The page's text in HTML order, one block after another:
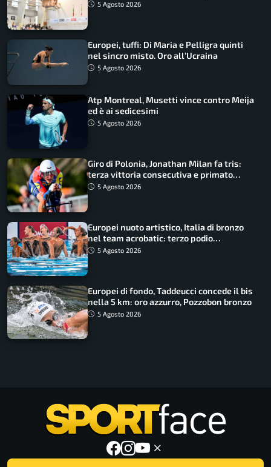
5 Agosto 2026
Europei, tuffi: Di Maria e Pelligra quinti
nel sincro misto. Oro all’Ucraina
5 Agosto 2026
Atp Montreal, Musetti vince contro Meija
ed è ai sedicesimi
5 Agosto 2026
Giro di Polonia, Jonathan Milan fa tris:
terza vittoria consecutiva e primato
rafforzato
5 Agosto 2026
Europei nuoto artistico, Italia di bronzo
nel team acrobatic: terzo podio
consecutivo
5 Agosto 2026
Europei di fondo, Taddeucci concede il bis
nella 5 km: oro azzurro, Pozzobon bronzo
5 Agosto 2026